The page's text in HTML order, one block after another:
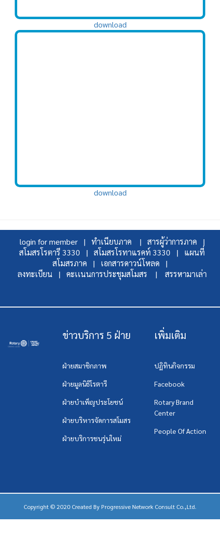
download
download
login for member | ทำเนียบภาค |
สารผู้ว่าการภาค |
สโมสรโรตารี 3330 |
สโมสรโรทาแรคท์ 3330 |
แผนที่
สโมสรภาค |
เอกสารดาวน์โหลด |
ลงทะเบียน |
คะเเนนการประชุมสโมสร | สรรหามาเล่า
ข่าวบริการ 5 ฝ่าย
ฝ่ายสมาชิกภาพ
ฝ่ายมูลนิธิโรตารี
ฝ่ายบำเพ็ญประโยชน์
ฝ่ายบริหารจัดการสโมสร
ฝ่ายบริการชนรุ่นใหม่
เพิ่มเติม
ปฏิทินกิจกรรม
Facebook
Rotary Brand
Center
People Of Action
Copyright © 2020 Created By Progressive Network Consult Co.,Ltd.